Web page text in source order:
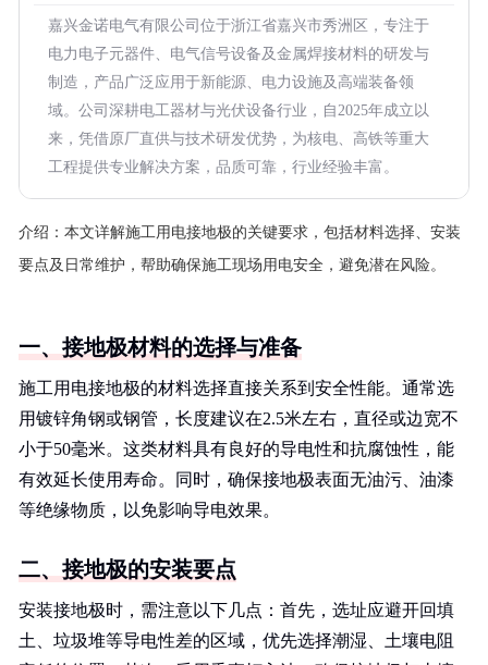
嘉兴金诺电气有限公司位于浙江省嘉兴市秀洲区，专注于
电力电子元器件、电气信号设备及金属焊接材料的研发与
制造，产品广泛应用于新能源、电力设施及高端装备领
域。公司深耕电工器材与光伏设备行业，自2025年成立以
来，凭借原厂直供与技术研发优势，为核电、高铁等重大
工程提供专业解决方案，品质可靠，行业经验丰富。
介绍： 本文详解施工用电接地极的关键要求，包括材料选择、安装
要点及日常维护，帮助确保施工现场用电安全，避免潜在风险。
一、接地极材料的选择与准备
施工用电接地极的材料选择直接关系到安全性能。通常选
用镀锌角钢或钢管，长度建议在2.5米左右，直径或边宽不
小于50毫米。这类材料具有良好的导电性和抗腐蚀性，能
有效延长使用寿命。同时，确保接地极表面无油污、油漆
等绝缘物质，以免影响导电效果。
二、接地极的安装要点
安装接地极时，需注意以下几点：首先，选址应避开回填
土、垃圾堆等导电性差的区域，优先选择潮湿、土壤电阻